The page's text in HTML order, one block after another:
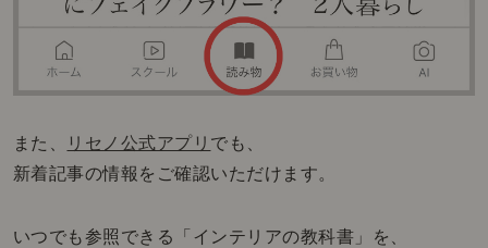
また、 リセノ公式アプリ でも、
新着記事の情報をご確認いただけます。
いつでも参照できる「インテリアの教科書」を、